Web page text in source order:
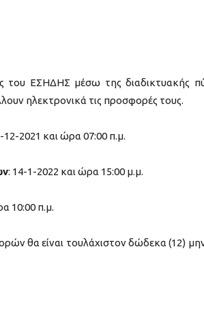
του ΕΣΗΔΗΣ μέσω της διαδικτυακής
ηλεκτρονικά τις προσφορές τους.
12-2021 και ώρα 07:00 π.μ.
: 14-1-2022 και ώρα 15:00 μ.μ.
10:00 π.μ.
θα είναι τουλάχιστον δώδεκα (12)